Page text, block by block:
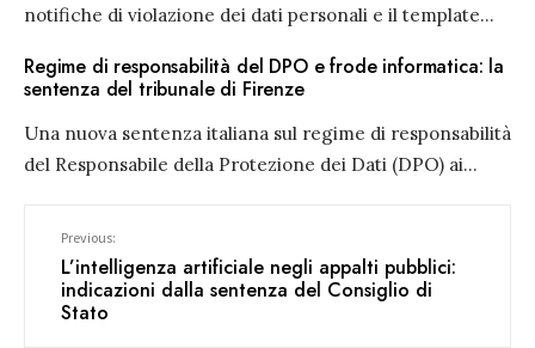
notifiche di violazione dei dati personali e il template...
Regime di responsabilità del DPO e frode informatica: la
sentenza del tribunale di Firenze
Una nuova sentenza italiana sul regime di responsabilità
del Responsabile della Protezione dei Dati (DPO) ai...
Previous:
L’intelligenza artificiale negli appalti pubblici:
indicazioni dalla sentenza del Consiglio di
Stato